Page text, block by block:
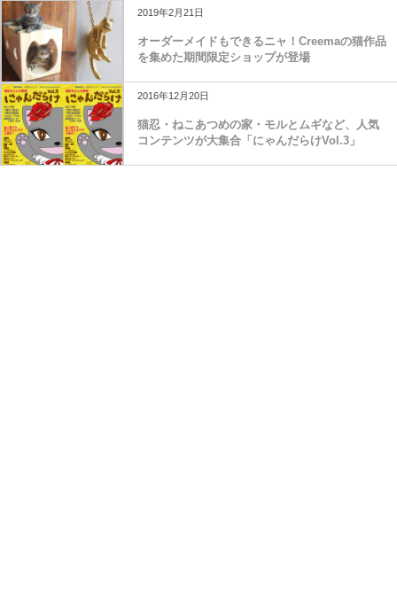
2019年2月21日
オーダーメイドもできるニャ！Creemaの猫作品
を集めた期間限定ショップが登場
2016年12月20日
猫忍・ねこあつめの家・モルとムギなど、人気
コンテンツが大集合「にゃんだらけVol.3」